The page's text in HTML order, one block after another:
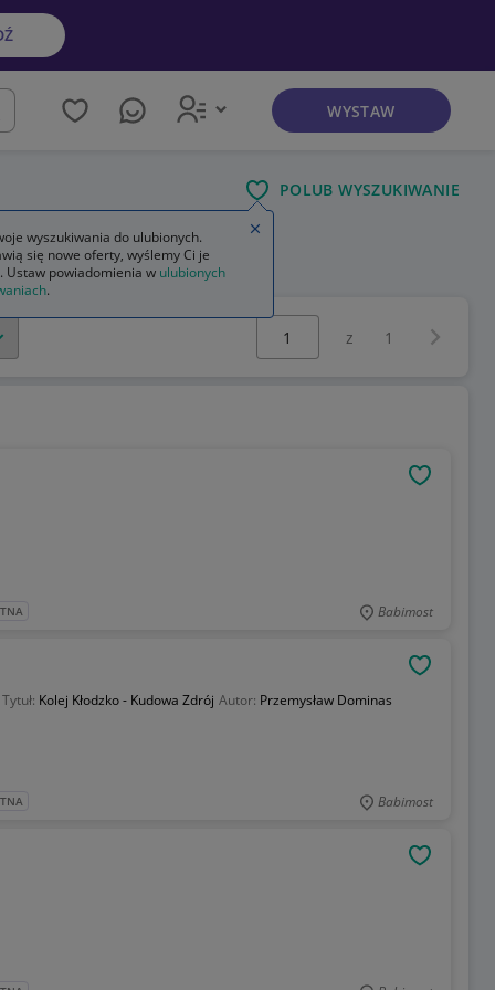
WYSTAW
POLUB WYSZUKIWANIE
Wybierz stronę:
z 1
Babimost
Tytuł: Kolej Kłodzko - Kudowa Zdrój Autor: Przemysław Dominas
Babimost
wyszukiwania do ulubionych.
się nowe oferty, wyślemy Ci je
Ustaw powiadomienia w ulubionych
.
Zamknij wskazówkę